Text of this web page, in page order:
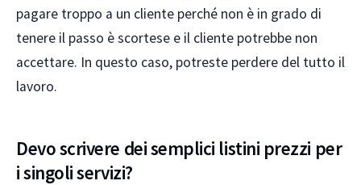
pagare troppo a un cliente perché non è in grado di
tenere il passo è scortese e il cliente potrebbe non
accettare. In questo caso, potreste perdere del tutto il
lavoro.
Devo scrivere dei semplici listini prezzi per
i singoli servizi?